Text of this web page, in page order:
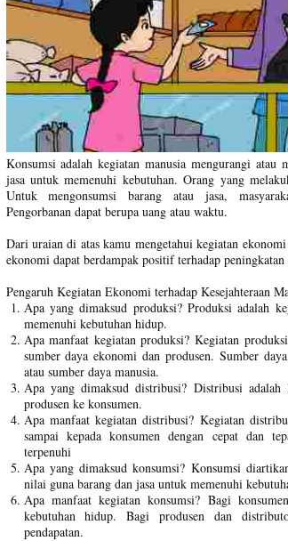
Konsumsi adalah kegiatan manusia mengurangi atau
jasa untuk memenuhi kebutuhan. Orang yang
Untuk mengonsumsi barang atau jasa,
Pengorbanan dapat berupa uang atau waktu.
Dari uraian di atas kamu mengetahui kegiatan
ekonomi dapat berdampak positif terhadap peningkatan
Pengaruh Kegiatan Ekonomi terhadap Kesejahteraan
Apa yang dimaksud produksi? Produksi adalah
memenuhi kebutuhan hidup.
Apa manfaat kegiatan produksi? Kegiatan
sumber daya ekonomi dan produsen. Sumber
atau sumber daya manusia.
Apa yang dimaksud distribusi? Distribusi
produsen ke konsumen.
Apa manfaat kegiatan distribusi? Kegiatan
sampai kepada konsumen dengan cepat dan
terpenuhi
Apa yang dimaksud konsumsi? Konsumsi
nilai guna barang dan jasa untuk memenuhi
Apa manfaat kegiatan konsumsi? Bagi
kebutuhan hidup. Bagi produsen dan
pendapatan.